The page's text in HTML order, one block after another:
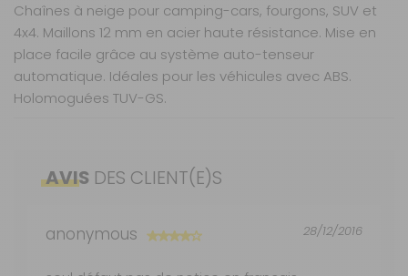
Chaînes à neige pour camping-cars, fourgons, SUV et
4x4. Maillons 12 mm en acier haute résistance. Mise en
place facile grâce au système auto-tenseur
automatique. Idéales pour les véhicules avec ABS.
Holomoguées TUV-GS.
résistant
Livraison en MAGASIN
DPD Relais
AVIS DES CLIENT(E)S
anonymous 28/12/2016